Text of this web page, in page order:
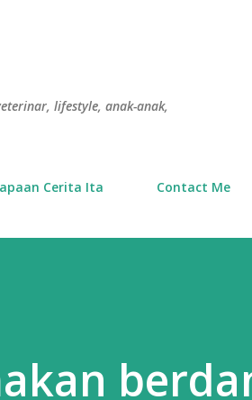
lifestyle, anak-anak,
Cerita Ita Contact Me